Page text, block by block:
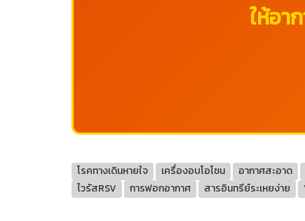
ให้อา
โรคทางเดินหายใจ เครื่องอบโอโซน อากาศสะอาด
ไวรัสRSV
การฟอกอากาศ สารอินทรีย์ระเหยง่าย